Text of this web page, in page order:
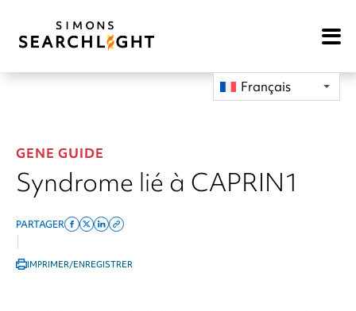
Open
Français
GENE GUIDE
Syndrome lié à CAPRIN1
PARTAGER
Share
facebook
Share
ShareCopy
IMPRIMER/ENREGISTRER